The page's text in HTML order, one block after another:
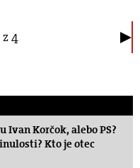
4
Ivan Korčok, alebo PS?
Kto je otec